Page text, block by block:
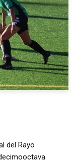
del Rayo